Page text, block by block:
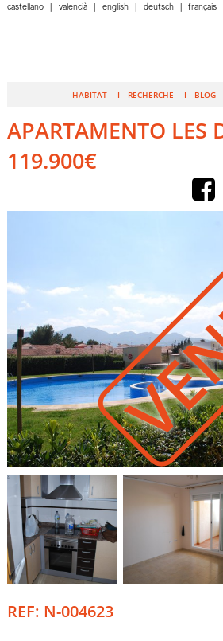
HABITAT RECHERCHE BLOG
castellano valencià english deutsch français
APARTAMENTO LES
119.900€
REF: N-004623